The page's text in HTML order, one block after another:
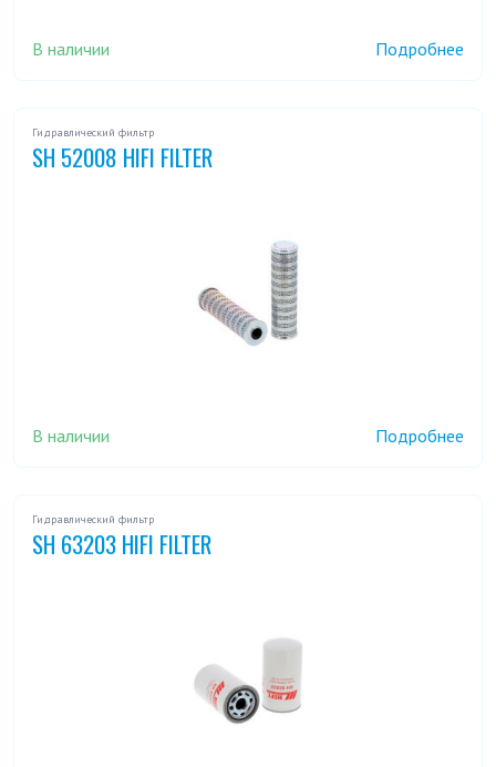
В наличии Подробнее
Гидравлический фильтр
SH 52008 HIFI FILTER
В наличии Подробнее
Гидравлический фильтр
SH 63203 HIFI FILTER